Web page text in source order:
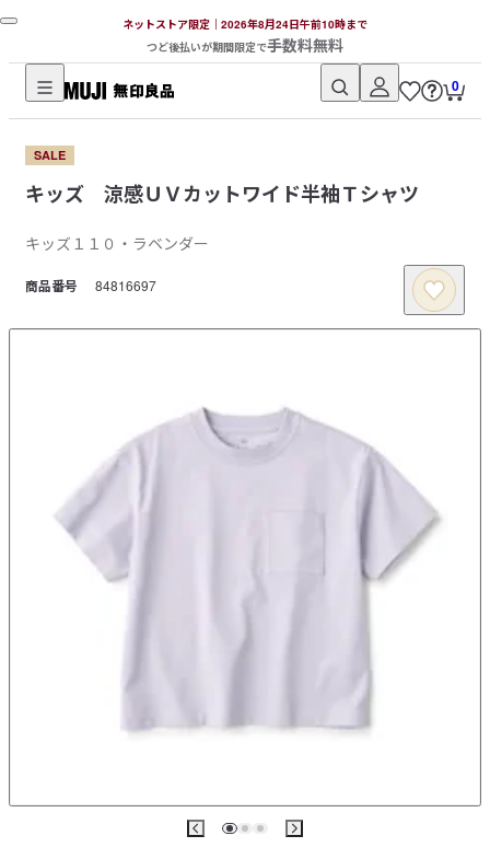
ネットストア限定｜2026年8月24日午前10時まで
つど後払いが期間限定で手数料無料
無
印
良
品
ッ
ト
ト
0
SALE
キッズ 涼感ＵＶカットワイド半袖Ｔシャツ
キッズ１１０・ラベンダー
商品番号 84816697